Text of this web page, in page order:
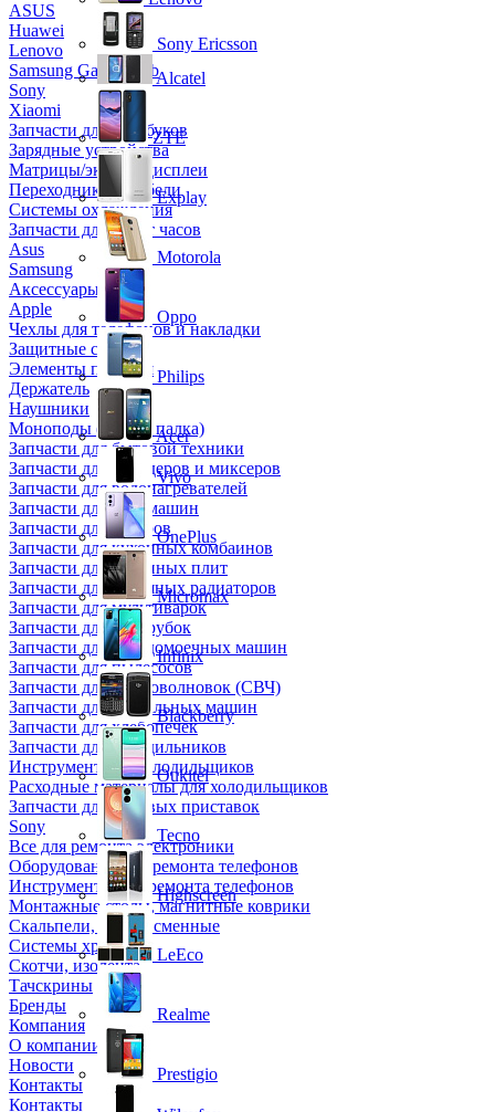
ASUS
Huawei
Lenovo
Samsung Galaxy Tab
Sony
Xiaomi
Запчасти для ноутбуков
Зарядные устройства
Матрицы/экраны/дисплеи
Переходники и кабели
Системы охлаждения
Запчасти для смарт часов
Asus
Samsung
Аксессуары
Apple
Чехлы для телефонов и накладки
Защитные стекла
Элементы питания
Держатель
Наушники
Моноподы (Селфи палка)
Запчасти для бытовой техники
Запчасти для блендеров и миксеров
Запчасти для водонагревателей
Запчасти для кофемашин
Запчасти для кулеров
Запчасти для кухонных комбаинов
Запчасти для кухонных плит
Запчасти для масляных радиаторов
Запчасти для мультиварок
Запчасти для мясорубок
Запчасти для посудомоечных машин
Запчасти для пылесосов
Запчасти для микроволновок (СВЧ)
Запчасти для стиральных машин
Запчасти для хлебопечек
Запчасти для холодильников
Инструмент для холодильщиков
Расходные материалы для холодильщиков
Запчасти для игровых приставок
Sony
Все для ремонта электроники
Оборудование для ремонта телефонов
Инструменты для ремонта телефонов
Монтажные столы, магнитные коврики
Скальпели, лезвия сменные
Системы хранения
Скотчи, изолента
Тачскрины
Бренды
Компания
О компании
Новости
Контакты
Контакты
Sony Ericsson
Alcatel
ZTE
Explay
Motorola
Oppo
Philips
Acer
Vivo
OnePlus
Micromax
Infinix
Blackberry
Oukitel
Tecno
Highscreen
LeEco
Realme
Prestigio